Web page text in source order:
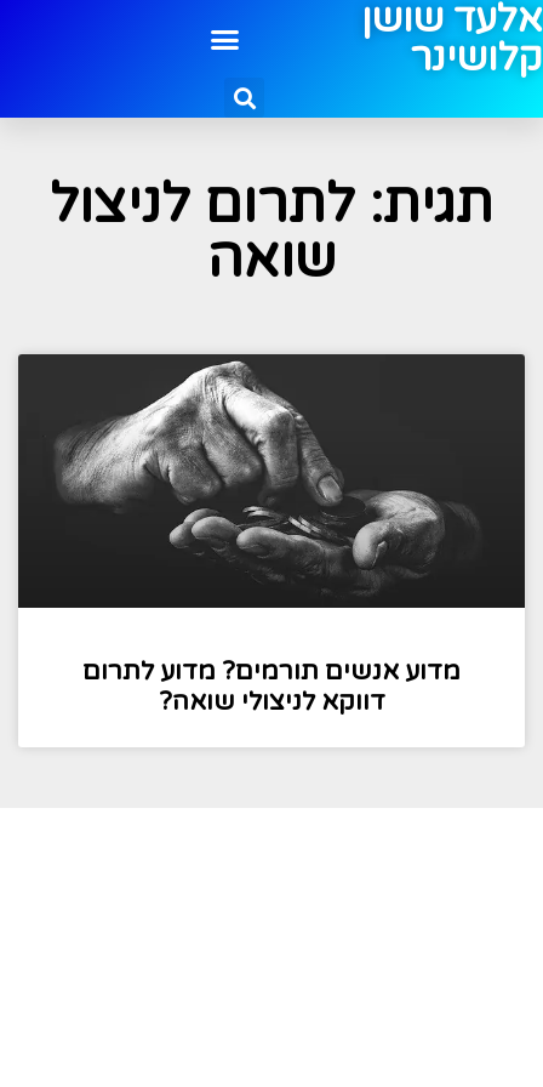
אלעד שושן
קלושינר
תגית: לתרום לניצול
שואה
מדוע אנשים תורמים? מדוע לתרום
דווקא לניצולי שואה?